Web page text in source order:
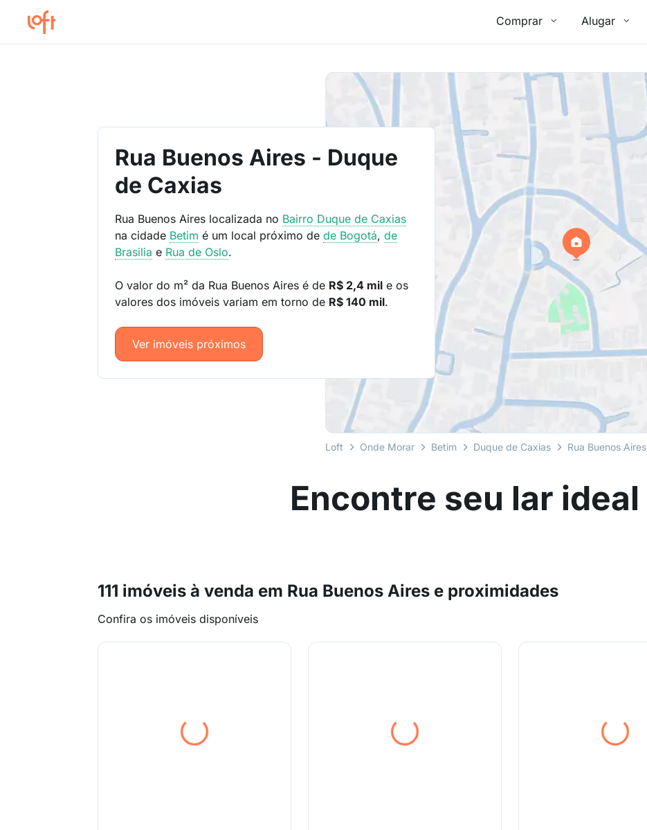
Comprar Alugar
Loft Onde Morar Betim Duque de Caxias Rua Buenos Aires
Rua Buenos Aires - Duque
de Caxias
Rua Buenos Aires localizada no Bairro Duque de Caxias
na cidade Betim é um local próximo dede Bogotá,de
Brasilia e Rua de Oslo.
O valor do m² da Rua Buenos Aires é de R$ 2,4 mil e os
valores dos imóveis variam em torno de R$ 140 mil.
Ver imóveis próximos
Encontre seu lar ideal
111 imóveis à venda em Rua Buenos Aires e proximidades
Confira os imóveis disponíveis